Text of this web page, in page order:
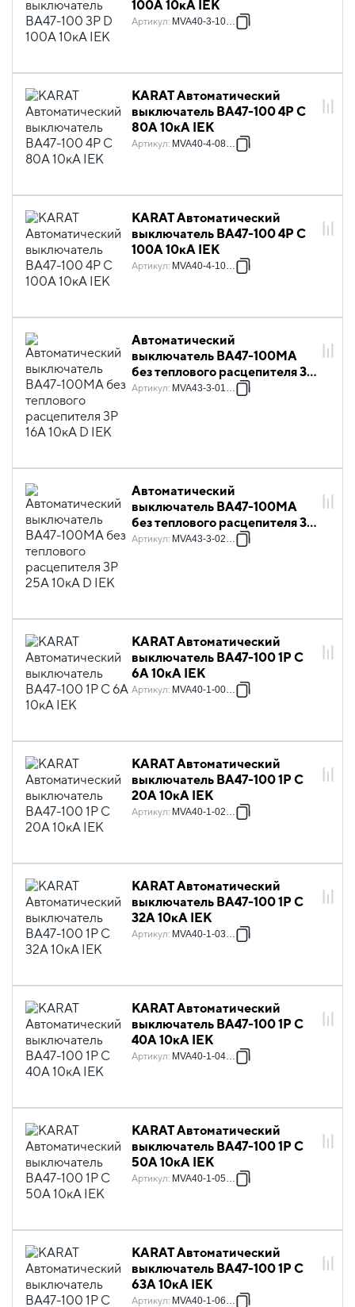
100А 10кА IEK
Артикул: MVA40-3-100-D
KARAT Автоматический
выключатель ВА47-100 4P C
80А 10кА IEK
Артикул: MVA40-4-080-C
KARAT Автоматический
выключатель ВА47-100 4P C
100А 10кА IEK
Артикул: MVA40-4-100-C
Автоматический
выключатель ВА47-100МА
без теплового расцепителя 3P
16А 10кА D IEK
Артикул: MVA43-3-016-D
Автоматический
выключатель ВА47-100МА
без теплового расцепителя 3P
25А 10кА D IEK
Артикул: MVA43-3-025-D
KARAT Автоматический
выключатель ВА47-100 1P C
6А 10кА IEK
Артикул: MVA40-1-006-C
KARAT Автоматический
выключатель ВА47-100 1P C
20А 10кА IEK
Артикул: MVA40-1-020-C
KARAT Автоматический
выключатель ВА47-100 1P C
32А 10кА IEK
Артикул: MVA40-1-032-C
KARAT Автоматический
выключатель ВА47-100 1P C
40А 10кА IEK
Артикул: MVA40-1-040-C
KARAT Автоматический
выключатель ВА47-100 1P C
50А 10кА IEK
Артикул: MVA40-1-050-C
KARAT Автоматический
выключатель ВА47-100 1P C
63А 10кА IEK
Артикул: MVA40-1-063-C